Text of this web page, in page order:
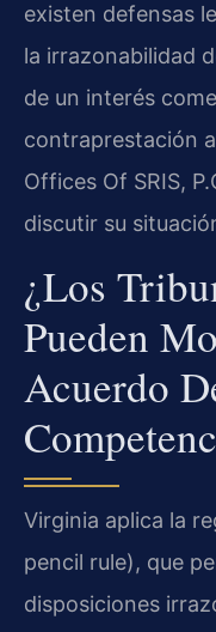
existen defensas
la irrazonabilidad
de un interés
contraprestación
Offices Of SRIS,
discutir su
¿Los
Pueden
Acuerdo
Virginia aplica la
pencil rule), que
disposiciones